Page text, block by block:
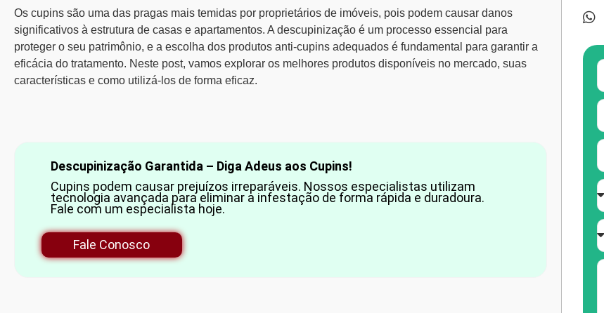
Os cupins são uma das pragas mais temidas por proprietários de imóveis, pois podem causar danos
significativos à estrutura de casas e apartamentos. A descupinização é um processo essencial para
proteger o seu patrimônio, e a escolha dos produtos anti-cupins adequados é fundamental para garantir a
eficácia do tratamento. Neste post, vamos explorar os melhores produtos disponíveis no mercado, suas
características e como utilizá-los de forma eficaz.
Descupinização Garantida – Diga Adeus aos Cupins!
Cupins podem causar prejuízos irreparáveis. Nossos especialistas utilizam
tecnologia avançada para eliminar a infestação de forma rápida e duradoura.
Fale com um especialista hoje.
Fale Conosco